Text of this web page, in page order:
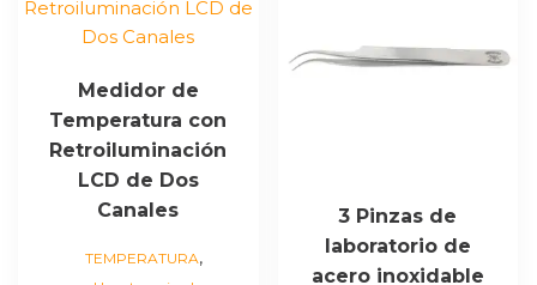
Medidor de
Temperatura con
Retroiluminación
LCD de Dos
Canales
TEMPERATURA,
3 Pinzas de
laboratorio de
acero inoxidable